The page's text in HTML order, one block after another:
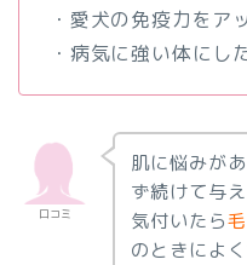
・愛犬の免疫力をア
・病気に強い体にし
口コミ
肌に悩みが
ず続けて与
気付いたら
のときによ